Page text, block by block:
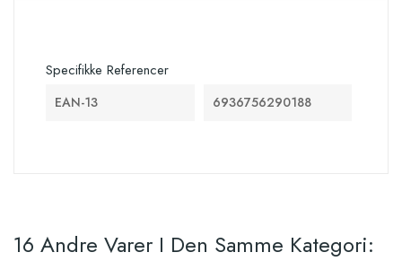
Specifikke Referencer
EAN-13 6936756290188
16 Andre Varer I Den Samme Kategori: